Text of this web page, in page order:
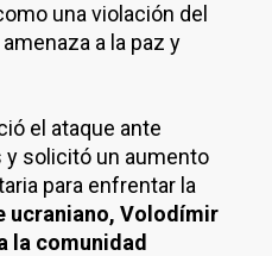
una violación del
a la paz y
el ataque ante
solicitó un aumento
para enfrentar la
ucraniano, Volodímir
la comunidad